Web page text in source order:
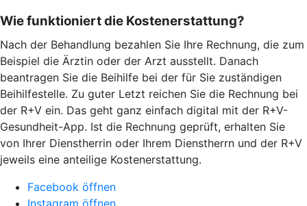
Wie funktioniert die Kostenerstattung?
Nach der Behandlung bezahlen Sie Ihre Rechnung, die zum
Beispiel die Ärztin oder der Arzt ausstellt. Danach
beantragen Sie die Beihilfe bei der für Sie zuständigen
Beihilfestelle. Zu guter Letzt reichen Sie die Rechnung bei
der R+V ein. Das geht ganz einfach digital mit der R+V-
Gesundheit-App. Ist die Rechnung geprüft, erhalten Sie
von Ihrer Dienstherrin oder Ihrem Dienstherrn und der R+V
jeweils eine anteilige Kostenerstattung.
Facebook öffnen
Instagram öffnen